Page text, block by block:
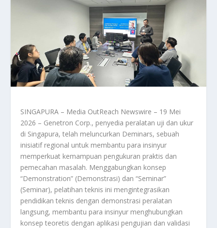
SINGAPURA – Media OutReach Newswire – 19 Mei
2026 – Genetron Corp., penyedia peralatan uji dan ukur
di Singapura, telah meluncurkan Deminars, sebuah
inisiatif regional untuk membantu para insinyur
memperkuat kemampuan pengukuran praktis dan
pemecahan masalah. Menggabungkan konsep
“Demonstration” (Demonstrasi) dan “Seminar”
(Seminar), pelatihan teknis ini mengintegrasikan
pendidikan teknis dengan demonstrasi peralatan
langsung, membantu para insinyur menghubungkan
konsep teoretis dengan aplikasi pengujian dan validasi